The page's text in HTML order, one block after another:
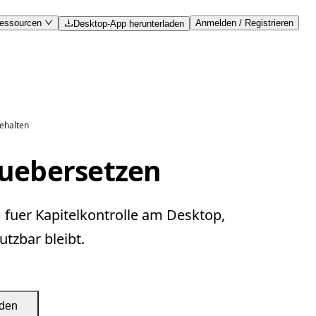
Desktop-App herunterladen Anmelden / Registrieren
fuer Kapitelkontrolle am Desktop,
bleibt.